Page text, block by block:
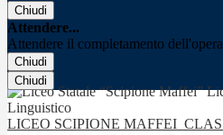
Chiudi
Attendere...
Attendere il completamento
Chiudi
Chiudi
LICEO SCIPIONE MAFFEI